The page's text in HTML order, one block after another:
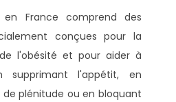
France comprend des
conçues pour la
l'obésité et pour aider à
supprimant l'appétit, en
plénitude ou en bloquant